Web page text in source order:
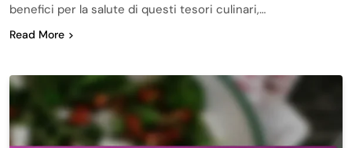
benefici per la salute di questi tesori culinari,…
Read More